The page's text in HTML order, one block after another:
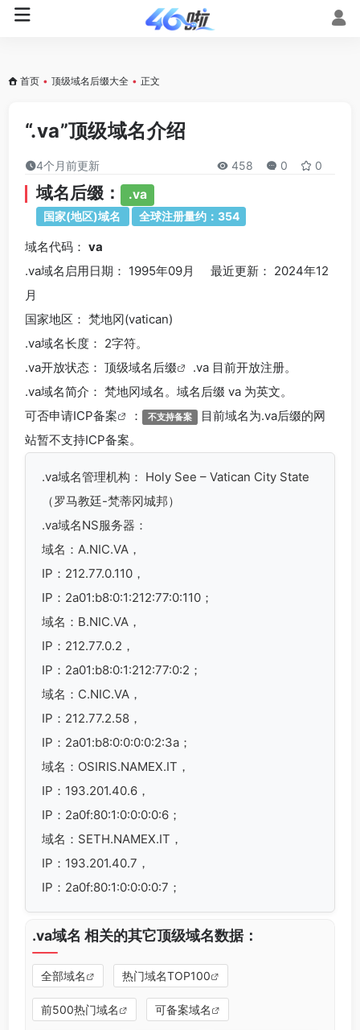
首页 • 顶级域名后缀大全 • 正文
“.va”顶级域名介绍
4个月前更新 458 0 0
域名后缀： .va
国家(地区)域名 全球注册量约：354
域名代码： va
.va域名 启用日期： 1995年09月 最近更新： 2024年12
月
国家地区： 梵地冈(vatican)
.va域名长度： 2字符。
.va开放状态： 顶级域名后缀
.va 目前开放注册。
.va域名简介： 梵地冈域名。域名后缀 va 为英文。
可否申请ICP备案 ： 不支持备案 目前域名为.va后缀的网
站暂不支持ICP备案。
.va域名管理机构： Holy See – Vatican City State
（罗马教廷-梵蒂冈城邦）
.va域名NS服务器：
域名：A.NIC.VA，
IP：212.77.0.110，
IP：2a01:b8:0:1:212:77:0:110；
域名：B.NIC.VA，
IP：212.77.0.2，
IP：2a01:b8:0:1:212:77:0:2；
域名：C.NIC.VA，
IP：212.77.2.58，
IP：2a01:b8:0:0:0:0:2:3a；
域名：OSIRIS.NAMEX.IT，
IP：193.201.40.6，
IP：2a0f:80:1:0:0:0:0:6；
域名：SETH.NAMEX.IT，
IP：193.201.40.7，
IP：2a0f:80:1:0:0:0:0:7；
.va域名 相关的其它顶级域名数据：
全部域名 热门域名TOP100
前500热门域名 可备案域名